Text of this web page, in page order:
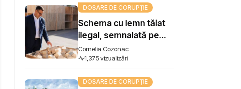
influență
DOSARE DE CORUPȚIE
Schema cu lemn tăiat
ilegal, semnalată pe
Harta Corupției, ajunge
la Guvern. Premierul
Vasile Tofan: „Subiectul
se ia în lucru”
Cornelia Cozonac
1,375 vizualizări
DOSARE DE CORUPȚIE